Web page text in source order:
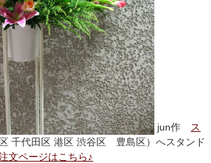
jun作 ス
千代田区 港区 渋谷区 豊島区）へスタンド
文ページはこちら♪